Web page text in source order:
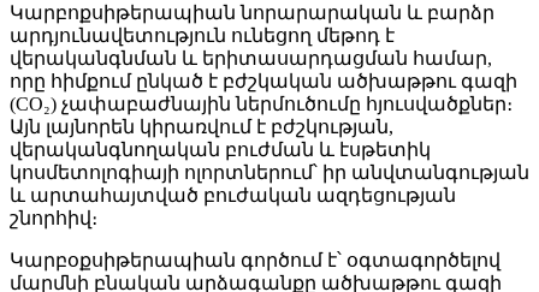
Կարբոքսիթերապիան նորարարական և բարձր
արդյունավետություն ունեցող մեթոդ է
վերականգնման և երիտասարդացման համար,
որը հիմքում ընկած է բժշկական ածխաթթու գազի
(CO₂) չափաբաժնային ներմուծումը հյուսվածքներ։
Այն լայնորեն կիրառվում է բժշկության,
վերականգնողական բուժման և էսթետիկ
կոսմետոլոգիայի ոլորտներում՝ իր անվտանգության
և արտահայտված բուժական ազդեցության
շնորհիվ։
Կարբօքսիթերապիան գործում է՝ օգտագործելով
մարմնի բնական արձագանքը ածխաթթու գազի